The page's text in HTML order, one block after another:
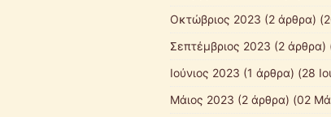
Οκτώβριος 2023 (2 άρθρα)
Σεπτέμβριος 2023 (2 άρθρα)
Ιούνιος 2023 (1 άρθρα) (28
Μάιος 2023 (2 άρθρα) (02